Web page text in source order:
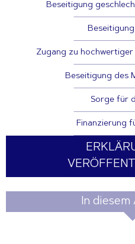
Beseitigung
Zugang zu
Beseitigung des
Sorge für
Finanzierung
In